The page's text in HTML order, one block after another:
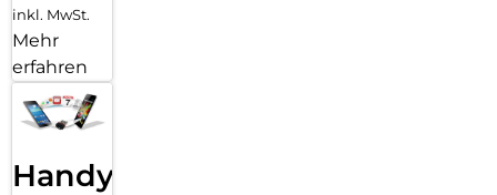
inkl. MwSt.
Mehr
erfahren
Handy